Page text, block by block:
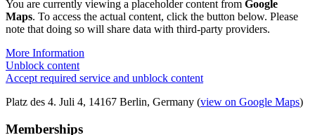
You are currently viewing a placeholder content from Google
Maps. To access the actual content, click the button below. Please
note that doing so will share data with third-party providers.
More Information
Unblock content
Accept required service and unblock content
Platz des 4. Juli 4, 14167 Berlin, Germany (view on Google Maps)
Memberships